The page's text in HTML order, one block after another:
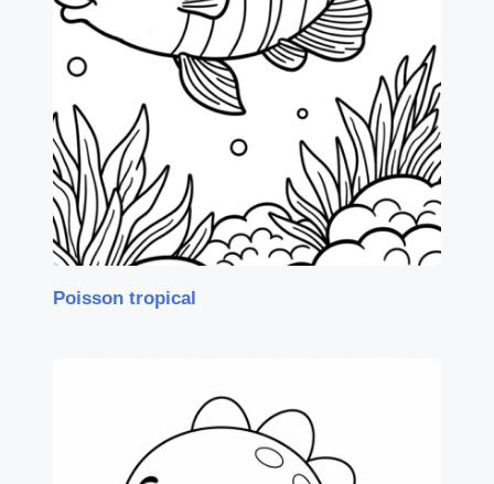
Poisson tropical